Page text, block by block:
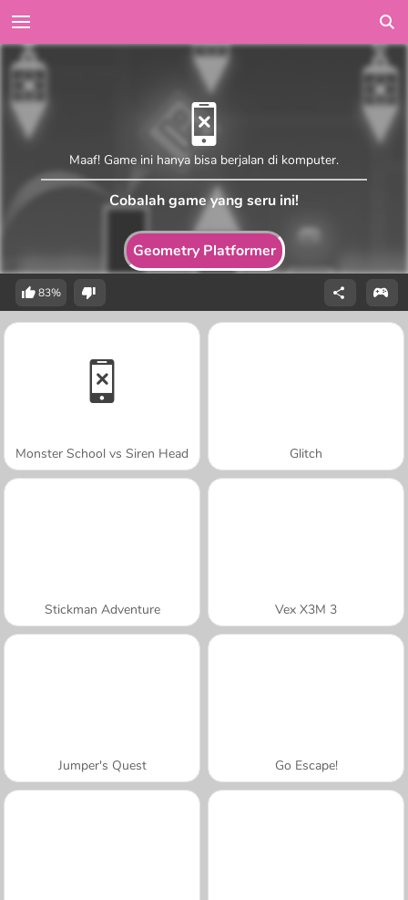
Geometry Platformer
Maaf! Game ini hanya bisa berjalan di komputer.
Cobalah game yang seru ini!
83%
Monster School vs Siren Head Glitch
Stickman Adventure Vex X3M 3
Jumper's Quest Go Escape!